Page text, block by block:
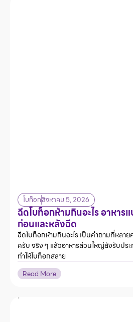
โบท็อกสิงหาคม 5, 2026
ฉีดโบท็อกห้ามกินอะไร อาหาร
ก่อนและหลังฉีด
ฉีดโบท็อกห้ามกินอะไร เป็นคำถามที่หลา
ครับ จริง ๆ แล้วอาหารส่วนใหญ่ยังรับประ
ทำให้โบท็อกสลาย
Read More